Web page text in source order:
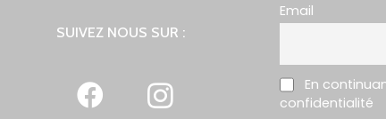
SUIVEZ NOUS SUR :
Email
En
confidentialité